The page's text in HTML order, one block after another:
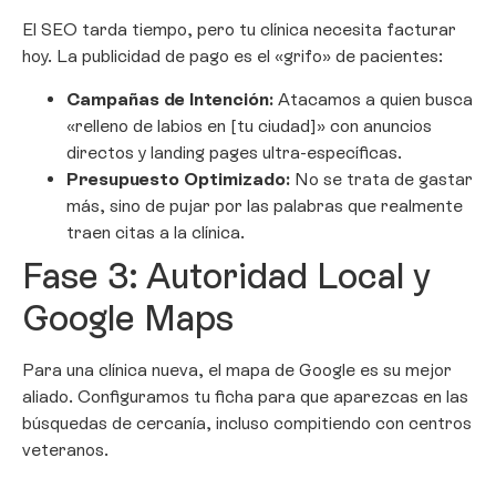
El SEO tarda tiempo, pero tu clínica necesita facturar
hoy. La publicidad de pago es el «grifo» de pacientes:
Campañas de Intención: Atacamos a quien busca
«relleno de labios en [tu ciudad]» con anuncios
directos y landing pages ultra-específicas.
Presupuesto Optimizado: No se trata de gastar
más, sino de pujar por las palabras que realmente
traen citas a la clínica.
Fase 3: Autoridad Local y
Google Maps
Para una clínica nueva, el mapa de Google es su mejor
aliado. Configuramos tu ficha para que aparezcas en las
búsquedas de cercanía, incluso compitiendo con centros
veteranos.